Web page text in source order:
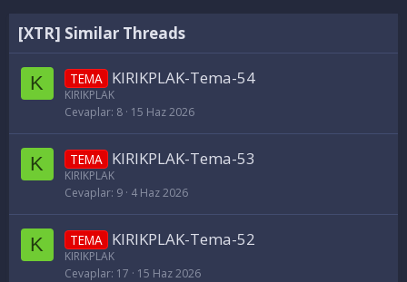
[XTR] Similar Threads
K TEMA KIRIKPLAK-Tema-54
KIRIKPLAK
Cevaplar 8 15 Haz 2026
K TEMA KIRIKPLAK-Tema-53
KIRIKPLAK
Cevaplar 9 4 Haz 2026
K TEMA KIRIKPLAK-Tema-52
KIRIKPLAK
Cevaplar 17 15 Haz 2026